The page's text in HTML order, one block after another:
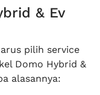
& Ev
pilih service
Domo Hybrid &
alasannya: